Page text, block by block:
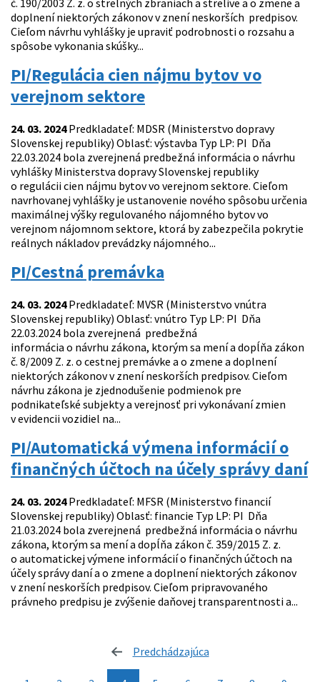
č. 190/2003 Z. z. o strelných zbraniach a strelive a o zmene a
doplnení niektorých zákonov v znení neskorších predpisov.
Cieľom návrhu vyhlášky je upraviť podrobnosti o rozsahu a
spôsobe vykonania skúšky...
PI/Regulácia cien nájmu bytov vo
verejnom sektore
24. 03. 2024Predkladateľ: MDSR (Ministerstvo dopravy
Slovenskej republiky) Oblasť: výstavba Typ LP: PI Dňa
22.03.2024 bola zverejnená predbežná informácia o návrhu
vyhlášky Ministerstva dopravy Slovenskej republiky
o regulácii cien nájmu bytov vo verejnom sektore. Cieľom
navrhovanej vyhlášky je ustanovenie nového spôsobu určenia
maximálnej výšky regulovaného nájomného bytov vo
verejnom nájomnom sektore, ktorá by zabezpečila pokrytie
reálnych nákladov prevádzky nájomného...
PI/Cestná premávka
24. 03. 2024Predkladateľ: MVSR (Ministerstvo vnútra
Slovenskej republiky) Oblasť: vnútro Typ LP: PI Dňa
22.03.2024 bola zverejnená predbežná
informácia o návrhu zákona, ktorým sa mení a dopĺňa zákon
č. 8/2009 Z. z. o cestnej premávke a o zmene a doplnení
niektorých zákonov v znení neskorších predpisov. Cieľom
návrhu zákona je zjednodušenie podmienok pre
podnikateľské subjekty a verejnosť pri vykonávaní zmien
v evidencii vozidiel na...
PI/Automatická výmena informácií o
finančných účtoch na účely správy daní
24. 03. 2024Predkladateľ: MFSR (Ministerstvo financií
Slovenskej republiky) Oblasť: financie Typ LP: PI Dňa
21.03.2024 bola zverejnená predbežná informácia o návrhu
zákona, ktorým sa mení a dopĺňa zákon č. 359/2015 Z. z.
o automatickej výmene informácií o finančných účtoch na
účely správy daní a o zmene a doplnení niektorých zákonov
v znení neskorších predpisov. Cieľom pripravovaného
právneho predpisu je zvýšenie daňovej transparentnosti a...
Predchádzajúca